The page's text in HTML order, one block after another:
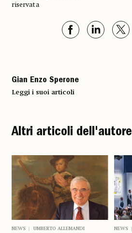
riservata
Gian Enzo Sperone
Leggi i suoi articoli
Altri articoli dell'autore
NEWS UMBERTO ALLEMANDI NEWS